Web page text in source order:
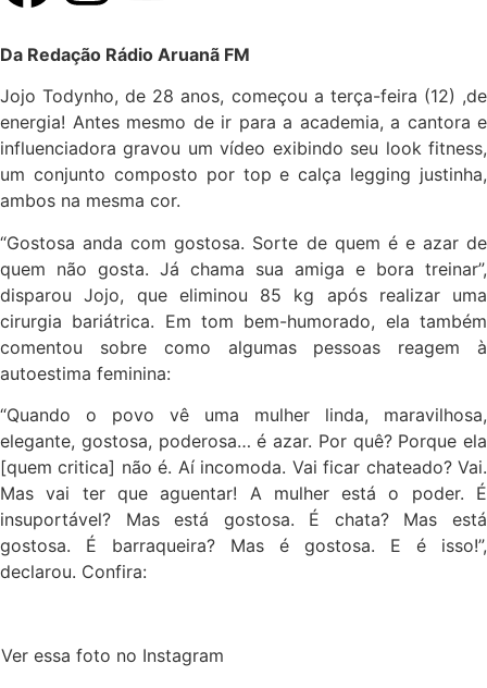
Da Redação Rádio Aruanã FM
Jojo Todynho, de 28 anos, começou a terça-feira (12) ,de
energia! Antes mesmo de ir para a academia, a cantora e
influenciadora gravou um vídeo exibindo seu look fitness,
um conjunto composto por top e calça legging justinha,
ambos na mesma cor.
“Gostosa anda com gostosa. Sorte de quem é e azar de
quem não gosta. Já chama sua amiga e bora treinar”,
disparou Jojo, que eliminou 85 kg após realizar uma
cirurgia bariátrica. Em tom bem-humorado, ela também
comentou sobre como algumas pessoas reagem à
autoestima feminina:
“Quando o povo vê uma mulher linda, maravilhosa,
elegante, gostosa, poderosa… é azar. Por quê? Porque ela
[quem critica] não é. Aí incomoda. Vai ficar chateado? Vai.
Mas vai ter que aguentar! A mulher está o poder. É
insuportável? Mas está gostosa. É chata? Mas está
gostosa. É barraqueira? Mas é gostosa. E é isso!”,
declarou. Confira:
Ver essa foto no Instagram